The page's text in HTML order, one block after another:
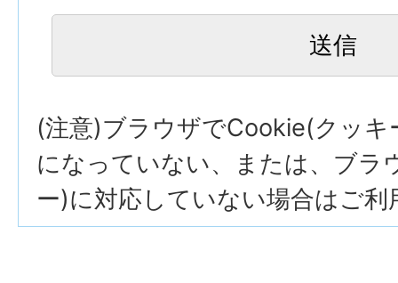
(注意)ブラウザでCookie(クッキ
になっていない、または、ブラ
ー)に対応していない場合はご利